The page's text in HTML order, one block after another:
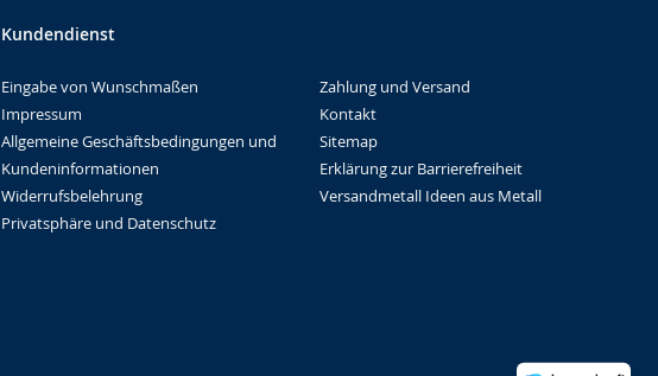
Kundendienst
Eingabe von Wunschmaßen
Impressum
Allgemeine Geschäftsbedingungen und
Kundeninformationen
Widerrufsbelehrung
Privatsphäre und Datenschutz
Zahlung und Versand
Kontakt
Sitemap
Erklärung zur Barrierefreiheit
Versandmetall Ideen aus Metall